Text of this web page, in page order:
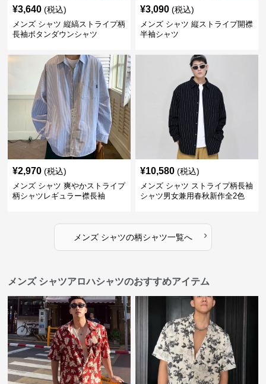
¥3,640 (税込)
メンズ シャツ 縦縞ストライプ柄
長袖ボタンダウンシャツ
¥3,090 (税込)
メンズ シャツ 縦ストライプ開襟
半袖シャツ
¥2,970 (税込)
メンズ シャツ 爽やかストライプ
柄シャツレギュラー襟長袖
¥10,580 (税込)
メンズ シャツ ストライプ柄長袖
シャツ男女兼用春秋新作全2色
メンズ シャツの柄シャツ一覧へ ›
メンズ シャツアロハシャツのおすすめアイテム